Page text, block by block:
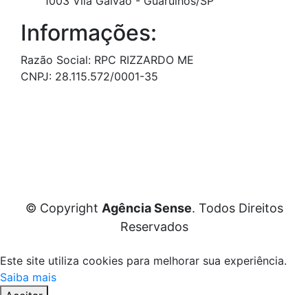
Informações:
Razão Social: RPC RIZZARDO ME
CNPJ: 28.115.572/0001-35
© Copyright Agência Sense. Todos Direitos
Reservados
Este site utiliza cookies para melhorar sua experiência.
Saiba mais